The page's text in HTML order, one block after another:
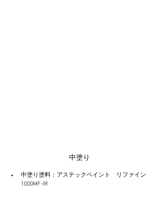
中塗り
中塗り塗料：アステックペイント　リファイン
1000MF-IR